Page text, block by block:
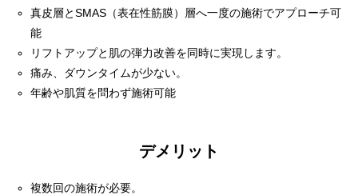
真皮層とSMAS（表在性筋膜）層へ一度の施術でアプローチ可
能
リフトアップと肌の弾力改善を同時に実現します。
痛み、ダウンタイムが少ない。
年齢や肌質を問わず施術可能
デメリット
複数回の施術が必要。